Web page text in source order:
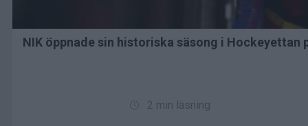
NIK öppnade sin historiska säsong i Hockeyettan
2 min läsning